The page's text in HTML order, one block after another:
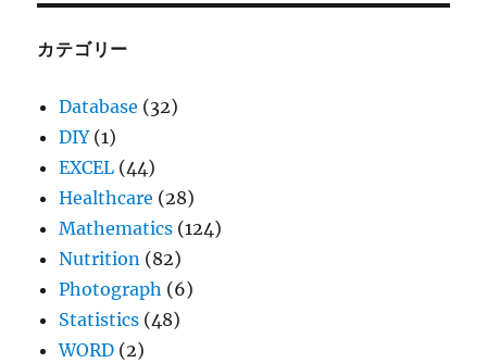
カテゴリー
Database (32)
DIY(1)
EXCEL (44)
Healthcare (28)
Mathematics (124)
Nutrition (82)
Photograph (6)
Statistics (48)
WORD (2)